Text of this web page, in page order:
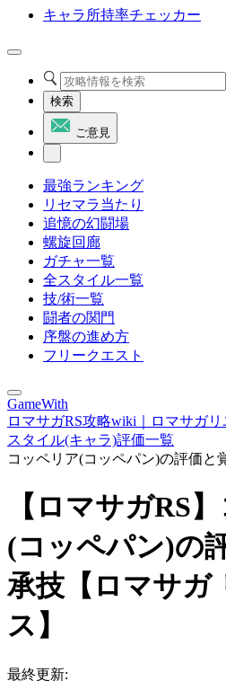
キャラ所持率チェッカー
検索
ご意見
最強ランキング
リセマラ当たり
追憶の幻闘場
螺旋回廊
ガチャ一覧
全スタイル一覧
技/術一覧
闘者の関門
序盤の進め方
フリークエスト
GameWith
ロマサガRS攻略wiki｜ロマサガリ
スタイル(キャラ)評価一覧
コッペリア(コッペパン)の評価と
【ロマサガRS
(コッペパン)の
承技【ロマサガ
ス】
最終更新: